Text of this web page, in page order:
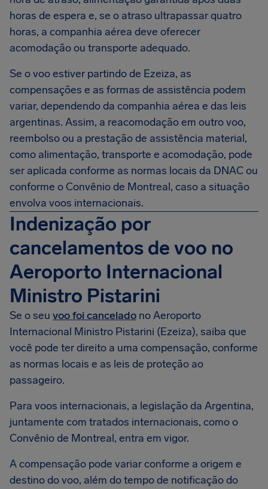
horas de espera e, se o atraso ultrapassar quatro
horas, a companhia aérea deve oferecer
acomodação ou transporte adequado.
Se o voo estiver partindo de Ezeiza, as
compensações e as formas de assistência podem
variar, dependendo da companhia aérea e das leis
argentinas. Assim, a reacomodação em outro voo,
reembolso ou a prestação de assistência material,
como alimentação, transporte e acomodação, pode
ser aplicada conforme as normas locais da DNAC ou
conforme o Convênio de Montreal, caso a situação
envolva voos internacionais.
Indenização por
cancelamentos de voo no
Aeroporto Internacional
Ministro Pistarini
Se o seu voo foi cancelado no Aeroporto
Internacional Ministro Pistarini (Ezeiza), saiba que
você pode ter direito a uma compensação, conforme
as normas locais e as leis de proteção ao
passageiro.
Para voos internacionais, a legislação da Argentina,
juntamente com tratados internacionais, como o
Convênio de Montreal, entra em vigor.
A compensação pode variar conforme a origem e
destino do voo, além do tempo de notificação do